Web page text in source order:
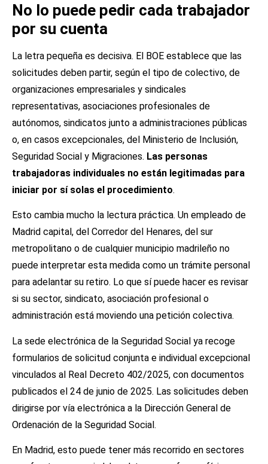
No lo puede pedir cada trabajador
por su cuenta
La letra pequeña es decisiva. El BOE establece que las
solicitudes deben partir, según el tipo de colectivo, de
organizaciones empresariales y sindicales
representativas, asociaciones profesionales de
autónomos, sindicatos junto a administraciones públicas
o, en casos excepcionales, del Ministerio de Inclusión,
Seguridad Social y Migraciones. Las personas
trabajadoras individuales no están legitimadas para
iniciar por sí solas el procedimiento.
Esto cambia mucho la lectura práctica. Un empleado de
Madrid capital, del Corredor del Henares, del sur
metropolitano o de cualquier municipio madrileño no
puede interpretar esta medida como un trámite personal
para adelantar su retiro. Lo que sí puede hacer es revisar
si su sector, sindicato, asociación profesional o
administración está moviendo una petición colectiva.
La sede electrónica de la Seguridad Social ya recoge
formularios de solicitud conjunta e individual excepcional
vinculados al Real Decreto 402/2025, con documentos
publicados el 24 de junio de 2025. Las solicitudes deben
dirigirse por vía electrónica a la Dirección General de
Ordenación de la Seguridad Social.
En Madrid, esto puede tener más recorrido en sectores